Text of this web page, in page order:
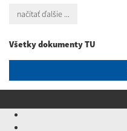
načítať ďalšie ...
Všetky dokumenty TU